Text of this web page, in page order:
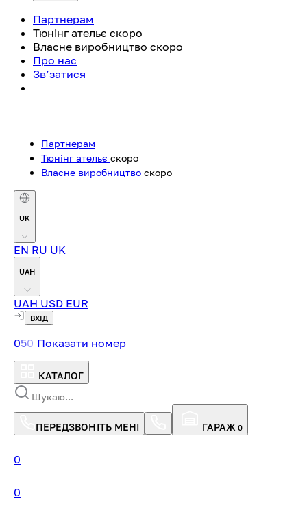
Партнерам
Тюнінг ательє скоро
Власне виробництво скоро
Про нас
Зв’затися
Партнерам
Тюнінг ательє скоро
Власне виробництво скоро
UK
EN RU UK
UAH
UAH USD EUR
ВХІД
050 Показати номер
КАТАЛОГ
ПЕРЕДЗВОНІТЬ МЕНІ ГАРАЖ 0
0
0